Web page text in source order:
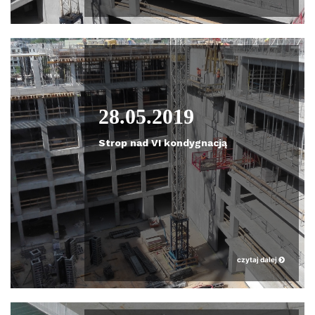
28.05.2019
Strop nad VI kondygnacją
czytaj dalej